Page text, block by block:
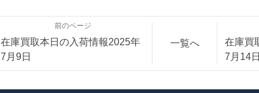
前のページ
在庫買取本日の入荷情報2025年
7月9日
一覧へ
在庫買
7月14